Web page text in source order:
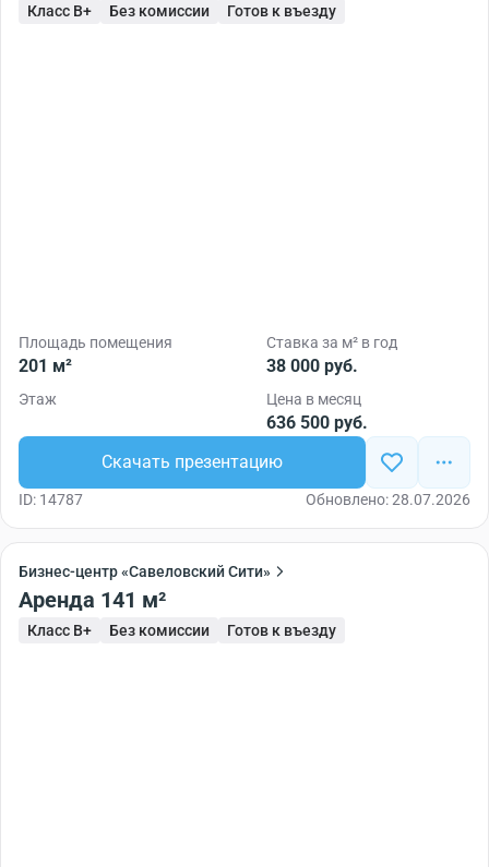
Класс B+ Без комиссии Готов к въезду
Площадь помещения
201 м²
Ставка за м² в год
38 000 руб.
Этаж Цена в месяц
636 500 руб.
Скачать презентацию
ID: 14787 Обновлено: 28.07.2026
Бизнес-центр «Савеловский Сити»
Аренда 141 м²
Класс B+ Без комиссии Готов к въезду